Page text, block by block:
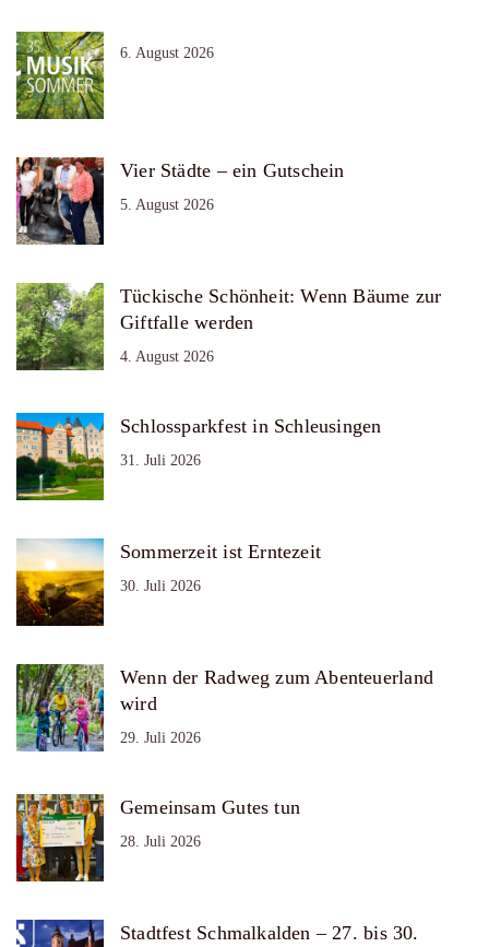
6. August 2026
Vier Städte – ein Gutschein
5. August 2026
Tückische Schönheit: Wenn Bäume zur
Giftfalle werden
4. August 2026
Schlossparkfest in Schleusingen
31. Juli 2026
Sommerzeit ist Erntezeit
30. Juli 2026
Wenn der Radweg zum Abenteuerland
wird
29. Juli 2026
Gemeinsam Gutes tun
28. Juli 2026
Stadtfest Schmalkalden – 27. bis 30.